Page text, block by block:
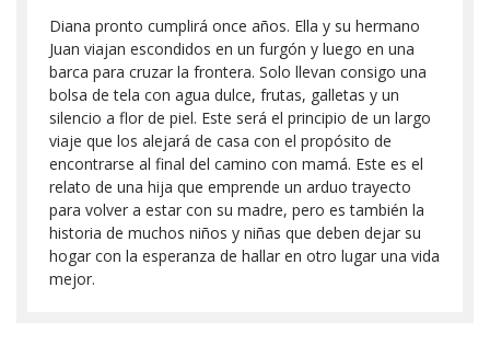
Diana pronto cumplirá once años. Ella y su hermano
Juan viajan escondidos en un furgón y luego en una
barca para cruzar la frontera. Solo llevan consigo una
bolsa de tela con agua dulce, frutas, galletas y un
silencio a flor de piel. Este será el principio de un largo
viaje que los alejará de casa con el propósito de
encontrarse al final del camino con mamá. Este es el
relato de una hija que emprende un arduo trayecto
para volver a estar con su madre, pero es también la
historia de muchos niños y niñas que deben dejar su
hogar con la esperanza de hallar en otro lugar una vida
mejor.